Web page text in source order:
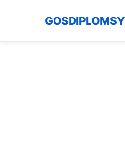
GOSDIPLOMSY